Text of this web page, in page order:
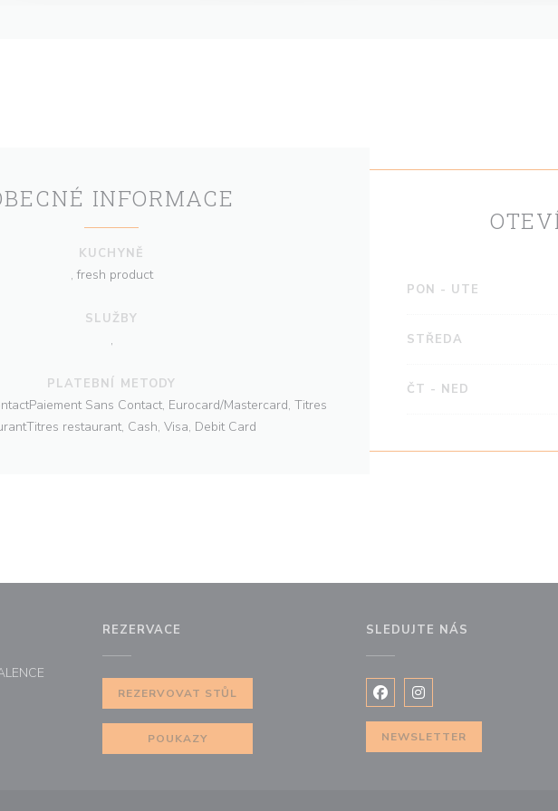
INFORMACE
KUCHYNĚ
, fresh product
SLUŽBY
,
PLATEBNÍ METODY
Sans Contact, Eurocard/Mastercard, Titres
restaurant, Cash, Visa, Debit Card
PON - UTE
STŘEDA
ČT - NED
REZERVACE
REZERVOVAT STŮL
POUKAZY
SLEDUJTE NÁS
Facebook ((otevře se v
Instagram ((otevře se
NEWSLETTER